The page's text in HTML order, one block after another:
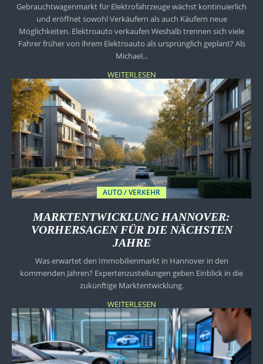
Gebrauchtwagenmarkt für Elektrofahrzeuge wächst kontinuierlich
und eröffnet sowohl Verkäufern als auch Käufern neue
Möglichkeiten. Elektroauto verkaufen Weshalb trennen sich viele
Fahrer früher von ihrem Elektroauto als ursprünglich geplant? Als
Michael...
WEITERLESEN
AUTO / VERKEHR
MARKTENTWICKLUNG HANNOVER:
VORHERSAGEN FÜR DIE NÄCHSTEN
JAHRE
Was erwartet den Immobilienmarkt in Hannover in den
kommenden Jahren? Expertenzustellungen geben Einblick in die
zukünftige Marktentwicklung.
WEITERLESEN